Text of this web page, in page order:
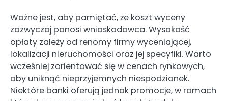
Ważne jest, aby pamiętać, że koszt wyceny
zazwyczaj ponosi wnioskodawca. Wysokość
opłaty zależy od renomy firmy wyceniającej,
lokalizacji nieruchomości oraz jej specyfiki. Warto
wcześniej zorientować się w cenach rynkowych,
aby uniknąć nieprzyjemnych niespodzianek.
Niektóre banki oferują jednak promocje, w ramach